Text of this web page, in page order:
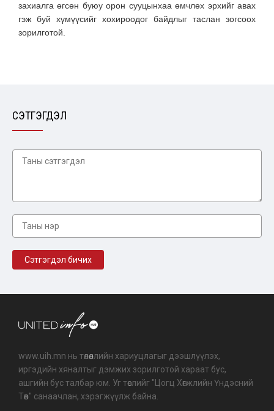
захиалга өгсөн буюу орон сууцынхаа өмчлөх эрхийг авах
гэж буй хүмүүсийг хохироодог байдлыг таслан зогсоох
зорилготой.
СЭТГЭГДЭЛ
www.uih.mn нь төлөөллийн хариуцлагыг дээшлүүлэх,
иргэдийн хяналтыг дэмжих зорилготой хараат бус,
ашгийн бус талбар юм. Уг төслийг "Цогц Хөгжлийн Үндэсний
Төв" санаачлан, хэрэгжүүлж байна.